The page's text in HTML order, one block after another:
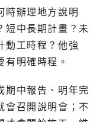
時辦理地方說明
短中長期計畫？未
動工時程？他強
有明確時程。
期中報告、明年完
會召開說明會；不